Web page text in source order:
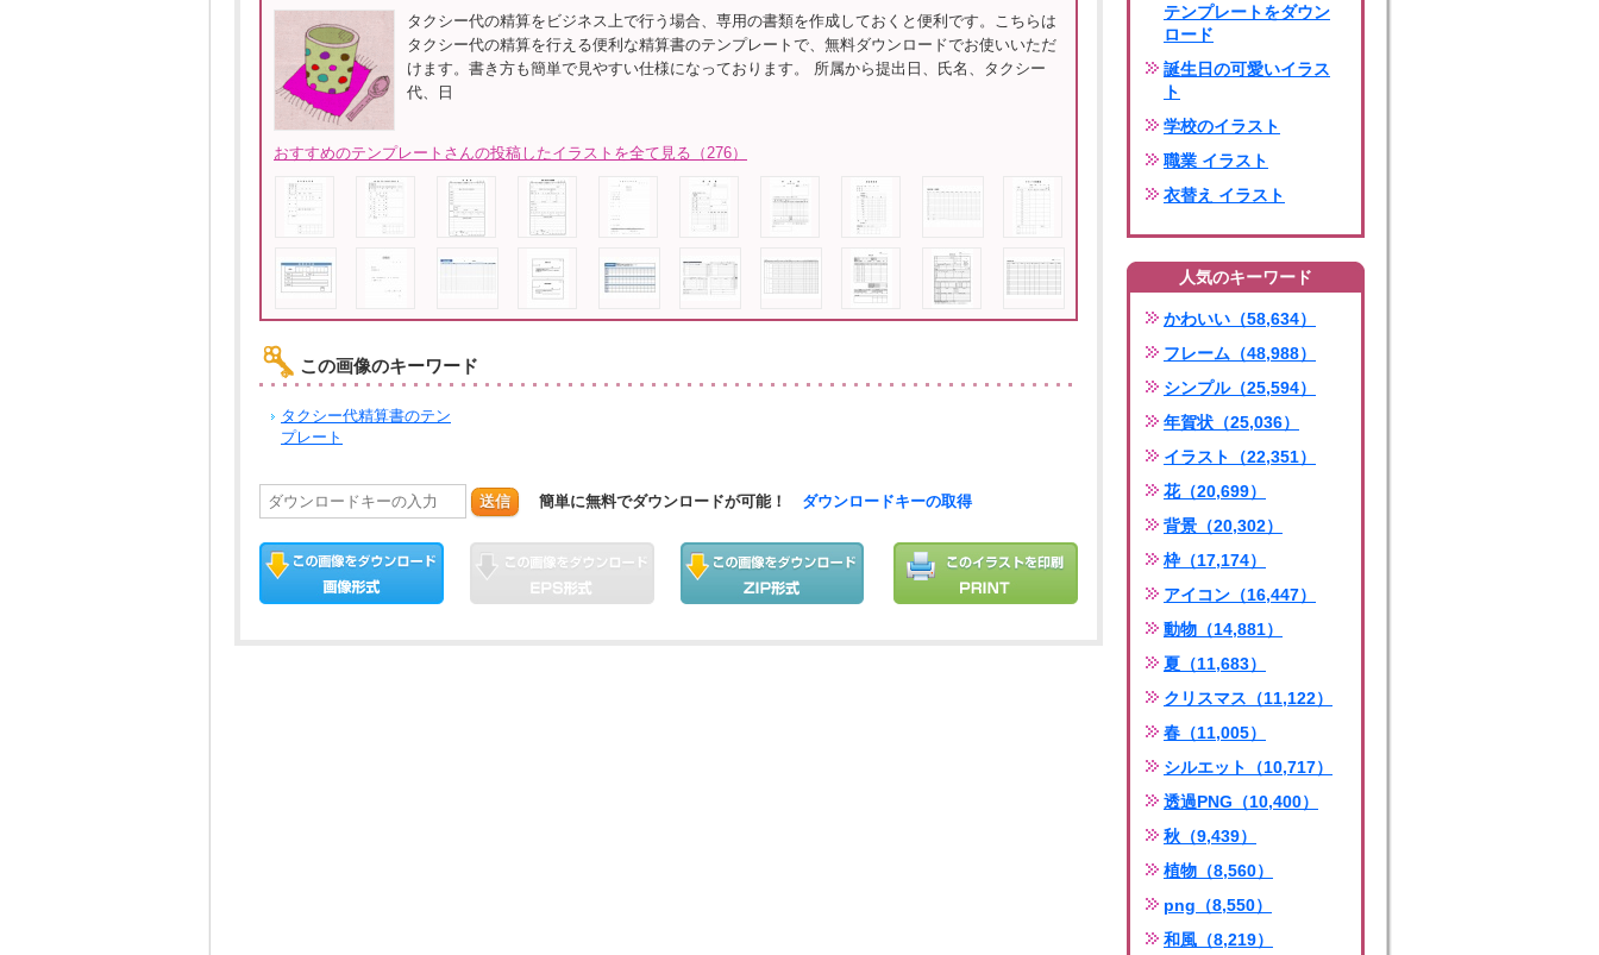
タクシー代の精算をビジネス上で行う場合、専用の書類を作成しておくと便利です。こちらは
タクシー代の精算を行える便利な精算書のテンプレートで、無料ダウンロードでお使いいただ
けます。書き方も簡単で見やすい仕様になっております。 所属から提出日、氏名、タクシー
代、日
おすすめのテンプレートさんの投稿したイラストを全て見る（276）
この画像のキーワード
タクシー代精算書のテン
プレート
送信 簡単に無料でダウンロードが可能！ ダウンロードキーの取得
テンプレートをダウン
ロード
誕生日の可愛いイラス
ト
学校のイラスト
職業 イラスト
衣替え イラスト
人気のキーワード
かわいい（58,634）
フレーム（48,988）
シンプル（25,594）
年賀状（25,036）
イラスト（22,351）
花（20,699）
背景（20,302）
枠（17,174）
アイコン（16,447）
動物（14,881）
夏（11,683）
クリスマス（11,122）
春（11,005）
シルエット（10,717）
透過PNG（10,400）
秋（9,439）
植物（8,560）
png（8,550）
和風（8,219）